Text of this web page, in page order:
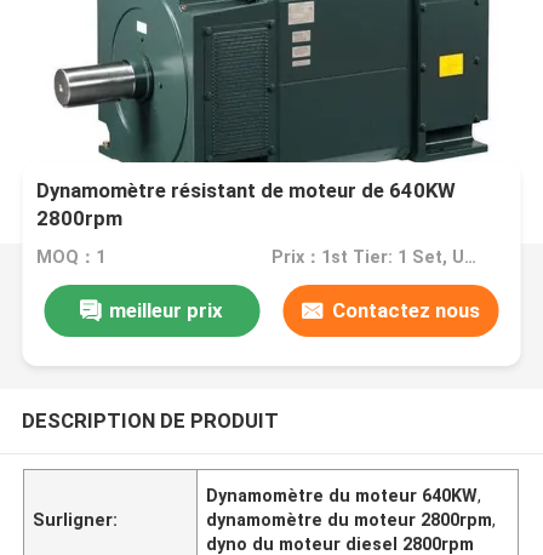
Dynamomètre résistant de moteur de 640KW
2800rpm
MOQ：1 Prix：1st Tier: 1 Set, Unit Price USD 3.00 2nd Tier: 2-5 Sets, Unit Price USD 2.00 3rd Tier: Over 5 Sets, Unit Price USD 1.00
meilleur prix Contactez nous
DESCRIPTION DE PRODUIT
Surligner:
Dynamomètre du moteur 640KW,
dynamomètre du moteur 2800rpm,
dyno du moteur diesel 2800rpm